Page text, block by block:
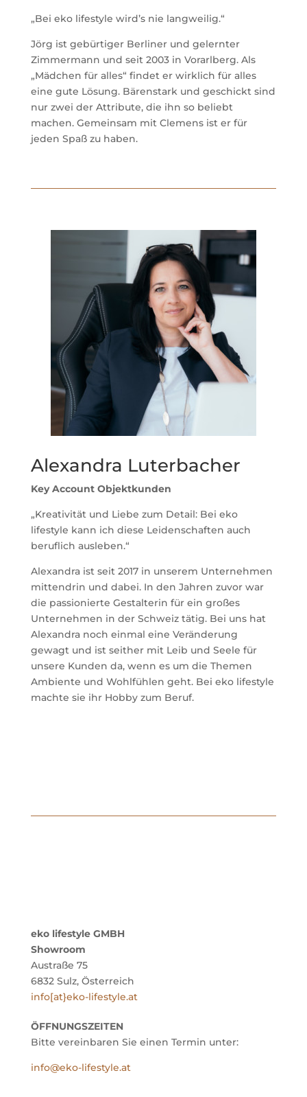
„Bei eko lifestyle wird’s nie langweilig.“
Jörg ist gebürtiger Berliner und gelernter
Zimmermann und seit 2003 in Vorarlberg. Als
„Mädchen für alles“ findet er wirklich für alles
eine gute Lösung. Bärenstark und geschickt sind
nur zwei der Attribute, die ihn so beliebt
machen. Gemeinsam mit Clemens ist er für
jeden Spaß zu haben.
Alexandra Luterbacher
Key Account Objektkunden
„Kreativität und Liebe zum Detail: Bei eko
lifestyle kann ich diese Leidenschaften auch
beruflich ausleben.“
Alexandra ist seit 2017 in unserem Unternehmen
mittendrin und dabei. In den Jahren zuvor war
die passionierte Gestalterin für ein großes
Unternehmen in der Schweiz tätig. Bei uns hat
Alexandra noch einmal eine Veränderung
gewagt und ist seither mit Leib und Seele für
unsere Kunden da, wenn es um die Themen
Ambiente und Wohlfühlen geht. Bei eko lifestyle
machte sie ihr Hobby zum Beruf.
eko lifestyle GMBH
Showroom
Austraße 75
6832 Sulz, Österreich
info[at}eko-lifestyle.at
ÖFFNUNGSZEITEN
Bitte vereinbaren Sie einen Termin unter:
info@eko-lifestyle.at